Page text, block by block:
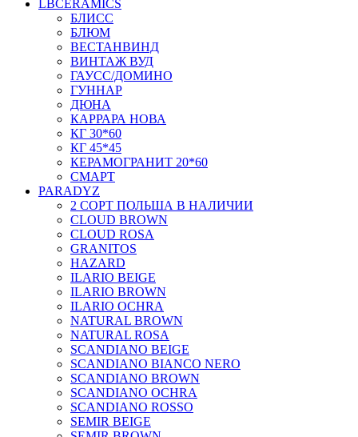
LBCERAMICS
БЛИСС
БЛЮМ
ВЕСТАНВИНД
ВИНТАЖ ВУД
ГАУСС/ДОМИНО
ГУННАР
ДЮНА
КАРРАРА НОВА
КГ 30*60
КГ 45*45
КЕРАМОГРАНИТ 20*60
СМАРТ
PARADYZ
2 СОРТ ПОЛЬША В НАЛИЧИИ
CLOUD BROWN
CLOUD ROSA
GRANITOS
HAZARD
ILARIO BEIGE
ILARIO BROWN
ILARIO OCHRA
NATURAL BROWN
NATURAL ROSA
SCANDIANO BEIGE
SCANDIANO BIANCO NERO
SCANDIANO BROWN
SCANDIANO OCHRA
SCANDIANO ROSSO
SEMIR BEIGE